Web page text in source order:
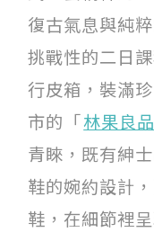
復古氣息與純
挑戰性的二日
行皮箱，裝滿
市的「林果良品
青睞，既有紳
鞋的婉約設計
鞋，在細節裡